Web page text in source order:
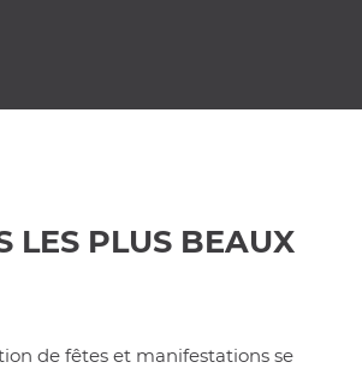
LES PLUS BEAUX
de fêtes et manifestations se